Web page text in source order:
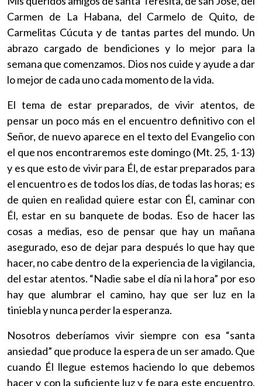
Carmen de La Habana, del Carmelo de Quito, de
Carmelitas Cúcuta y de tantas partes del mundo. Un
abrazo cargado de bendiciones y lo mejor para la
semana que comenzamos. Dios nos cuide y ayude a dar
lo mejor de cada uno cada momento de la vida.
El tema de estar preparados, de vivir atentos, de
pensar un poco más en el encuentro definitivo con el
Señor, de nuevo aparece en el texto del Evangelio con
el que nos encontraremos este domingo (Mt. 25, 1-13)
y es que esto de vivir para Él, de estar preparados para
el encuentro es de todos los días, de todas las horas; es
de quien en realidad quiere estar con Él, caminar con
Él, estar en su banquete de bodas. Eso de hacer las
cosas a medias, eso de pensar que hay un mañana
asegurado, eso de dejar para después lo que hay que
hacer, no cabe dentro de la experiencia de la vigilancia,
del estar atentos. “Nadie sabe el día ni la hora” por eso
hay que alumbrar el camino, hay que ser luz en la
tiniebla y nunca perder la esperanza.
Nosotros deberíamos vivir siempre con esa “santa
ansiedad” que produce la espera de un ser amado. Que
cuando Él llegue estemos haciendo lo que debemos
hacer y con la suficiente luz y fe para este encuentro.